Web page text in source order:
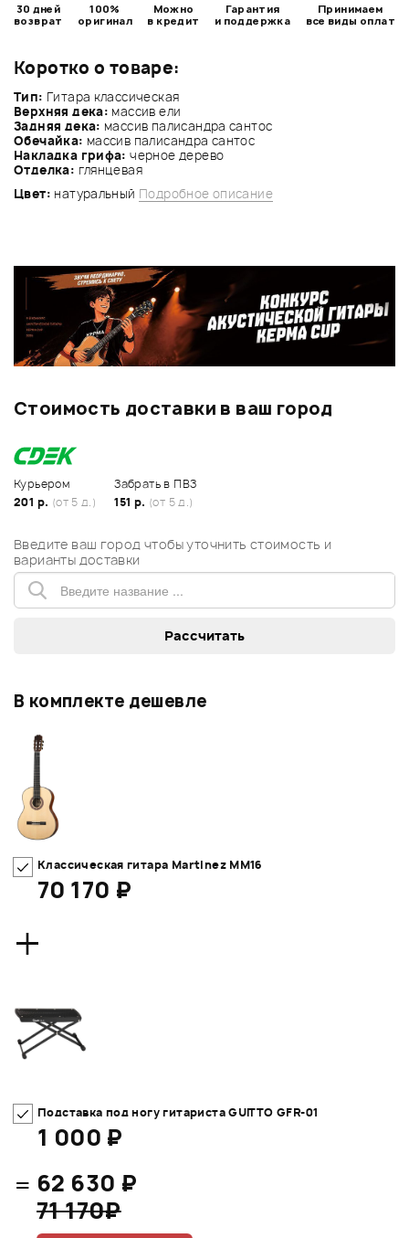
Коротко о товаре:
Тип: Гитара классическая
Верхняя дека: массив ели
Задняя дека: массив палисандра сантос
Обечайка: массив палисандра сантос
Накладка грифа:черное дерево
Отделка: глянцевая
Цвет: натуральный Подробное описание
30 дней
возврат
100%
оригинал
Можно
в кредит
Гарантия
и поддержка
Принимаем
все виды оплат
Стоимость доставки в ваш город
Курьером
201 р. (от 5 д.)
Забрать в ПВЗ
151 р. (от 5 д.)
Введите ваш город чтобы уточнить стоимость и
варианты доставки
В комплекте дешевле
Классическая гитара Martinez MM16
70 170 ₽
+
Подставка под ногу гитариста GUITTO GFR-01
1 000 ₽
= 62 630 ₽
71 170₽